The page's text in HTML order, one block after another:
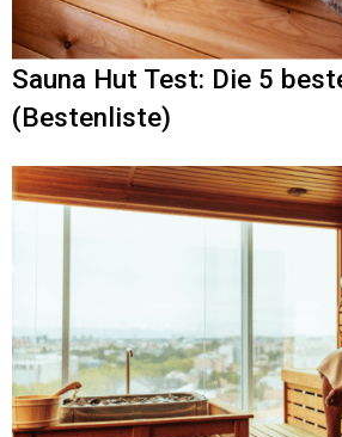
Sauna Hut Test: Die 5
(Bestenliste)